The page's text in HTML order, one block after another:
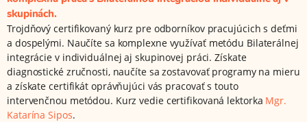
skupinách.
Trojdňový certifikovaný kurz pre odborníkov pracujúcich s deťmi
a dospelými. Naučíte sa komplexne využívať metódu Bilaterálnej
integrácie v individuálnej aj skupinovej práci. Získate
diagnostické zručnosti, naučíte sa zostavovať programy na mieru
a získate certifikát oprávňujúci vás pracovať s touto
intervenčnou metódou. Kurz vedie certifikovaná lektorka Mgr.
Katarína Sipos.